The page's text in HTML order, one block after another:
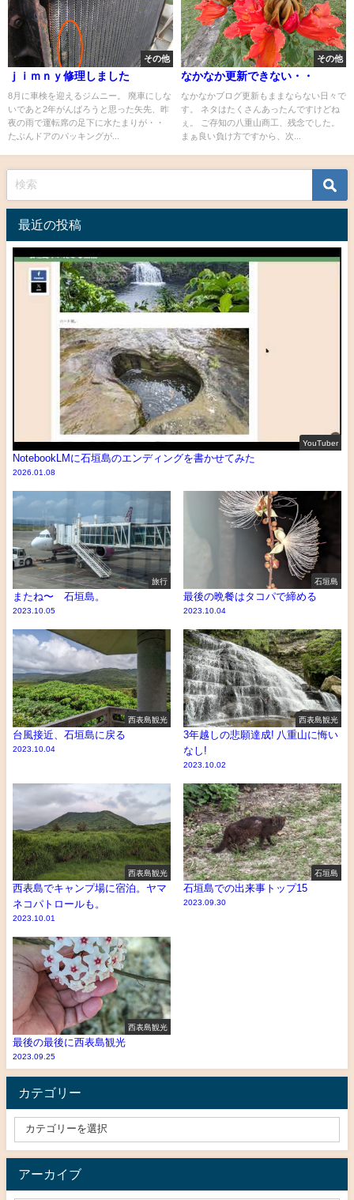
その他
ｊｉｍｎｙ修理しました
8月に車検を迎えるジムニー。 廃車にしな
いであと2年がんばろうと思った矢先、昨
夜の雨で運転席の足下に水たまりが・・
たぶんドアのパッキングが...
その他
なかなか更新できない・・
なかなかブログ更新もままならない日々で
す。 ネタはたくさんあったんですけどね
ぇ。 ご存知の八重山商工、残念でした。
まぁ良い負け方ですから、次...
最近の投稿
YouTuber
NotebookLMに石垣島のエンディングを書かせてみた
2026.01.08
旅行
またね〜 石垣島。
2023.10.05
石垣島
最後の晩餐はタコパで締める
2023.10.04
西表島観光
台風接近、石垣島に戻る
2023.10.04
西表島観光
3年越しの悲願達成! 八重山に悔い
なし!
2023.10.02
西表島観光
西表島でキャンプ場に宿泊。ヤマ
ネコパトロールも。
2023.10.01
石垣島
石垣島での出来事トップ15
2023.09.30
西表島観光
最後の最後に西表島観光
2023.09.25
カテゴリー
アーカイブ